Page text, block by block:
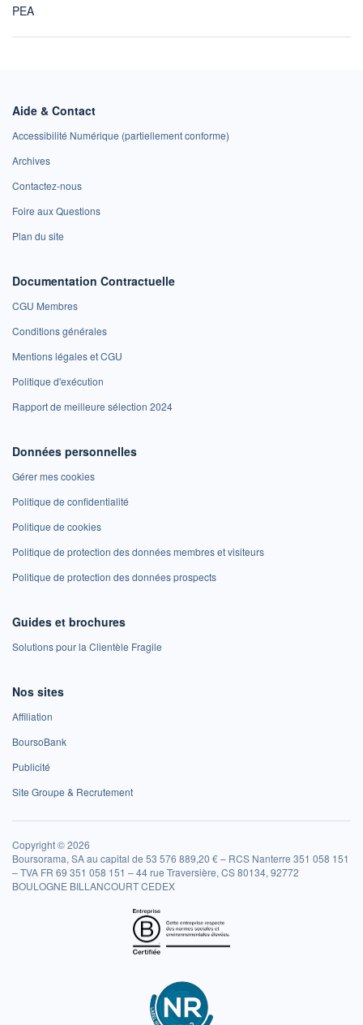
PEA
Aide & Contact
Accessibilité Numérique (partiellement conforme)
Archives
Contactez-nous
Foire aux Questions
Plan du site
Documentation Contractuelle
CGU Membres
Conditions générales
Mentions légales et CGU
Politique d'exécution
Rapport de meilleure sélection 2024
Données personnelles
Gérer mes cookies
Politique de confidentialité
Politique de cookies
Politique de protection des données membres et visiteurs
Politique de protection des données prospects
Guides et brochures
Solutions pour la Clientèle Fragile
Nos sites
Affiliation
BoursoBank
Publicité
Site Groupe & Recrutement
Copyright © 2026
Boursorama, SA au capital de 53 576 889,20 € – RCS Nanterre 351 058 151
– TVA FR 69 351 058 151 – 44 rue Traversière, CS 80134, 92772
BOULOGNE BILLANCOURT CEDEX